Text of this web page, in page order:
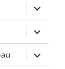
ouvrir
le
sous-
menu
ouvrir
le
sous-
menu
ouvrir
le